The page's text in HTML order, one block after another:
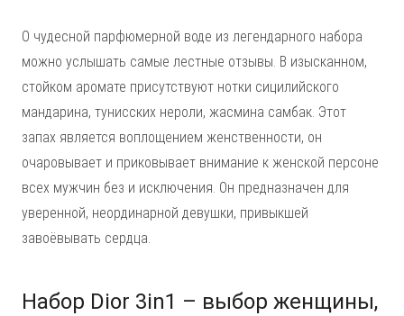
О чудесной парфюмерной воде из легендарного набора
можно услышать самые лестные отзывы. В изысканном,
стойком аромате присутствуют нотки сицилийского
мандарина, тунисских нероли, жасмина самбак. Этот
запах является воплощением женственности, он
очаровывает и приковывает внимание к женской персоне
всех мужчин без и исключения. Он предназначен для
уверенной, неординарной девушки, привыкшей
завоёвывать сердца.
Набор Dior 3in1 – выбор женщины,